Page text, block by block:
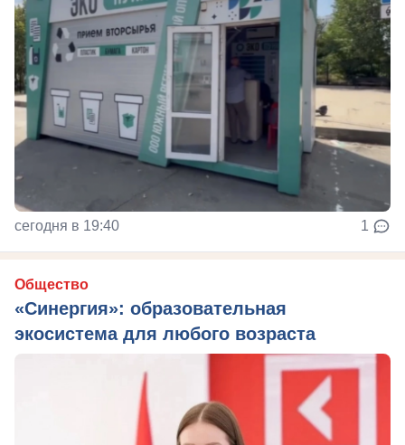
сегодня в 19:40 1
Общество
«Синергия»: образовательная
экосистема для любого возраста